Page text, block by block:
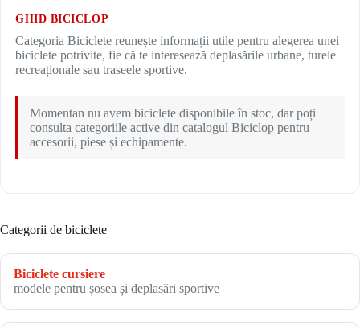
GHID BICICLOP
Categoria Biciclete reunește informații utile pentru alegerea unei
biciclete potrivite, fie că te interesează deplasările urbane, turele
recreaționale sau traseele sportive.
Momentan nu avem biciclete disponibile în stoc, dar poți
consulta categoriile active din catalogul Biciclop pentru
accesorii, piese și echipamente.
Categorii de biciclete
Biciclete cursiere
modele pentru șosea și deplasări sportive